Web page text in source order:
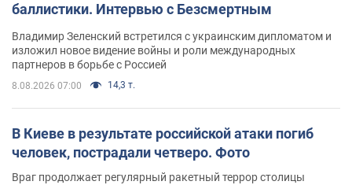
баллистики. Интервью с Безсмертным
Владимир Зеленский встретился с украинским дипломатом и
изложил новое видение войны и роли международных
партнеров в борьбе с Россией
8.08.2026 07:00 14,3 т.
В Киеве в результате российской атаки погиб
человек, пострадали четверо. Фото
Враг продолжает регулярный ракетный террор столицы